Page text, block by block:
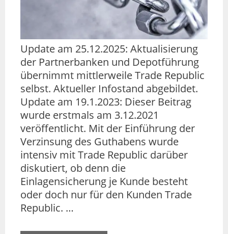
Update am 25.12.2025: Aktualisierung
der Partnerbanken und Depotführung
übernimmt mittlerweile Trade Republic
selbst. Aktueller Infostand abgebildet.
Update am 19.1.2023: Dieser Beitrag
wurde erstmals am 3.12.2021
veröffentlicht. Mit der Einführung der
Verzinsung des Guthabens wurde
intensiv mit Trade Republic darüber
diskutiert, ob denn die
Einlagensicherung je Kunde besteht
oder doch nur für den Kunden Trade
Republic. …